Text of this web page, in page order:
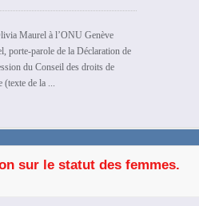
Maurel à l’ONU Genève
porte-parole de la Déclaration de
du Conseil des droits de
(texte de la ...
sur le statut des femmes.